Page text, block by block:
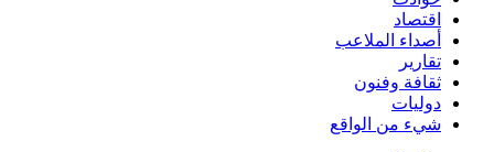
اقتصاد
أصداء الملاعب
تقارير
ثقافة وفنون
دوليات
شيء من الواقع